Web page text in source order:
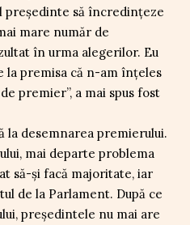
președinte să încredințeze
mare număr de
în urma alegerilor. Eu
la premisa că n-am înțeles
premier”, a mai spus fost
la desemnarea premierului.
mai departe problema
să-și facă majoritate, iar
de la Parlament. După ce
președintele nu mai are